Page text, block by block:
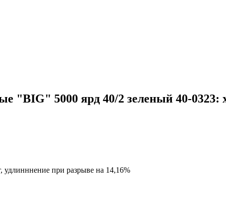
"BIG" 5000 ярд 40/2 зеленый 40-0323:
удлинннение при разрыве на 14,16%